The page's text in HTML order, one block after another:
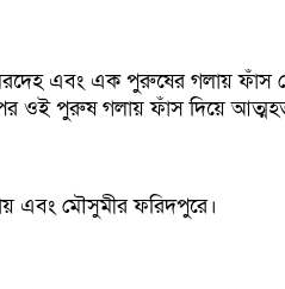
এবং এক পুরুষের গলায় ফাঁস
পর ওই পুরুষ গলায় ফাঁস দিয়ে
এবং মৌসুমীর ফরিদপুরে।